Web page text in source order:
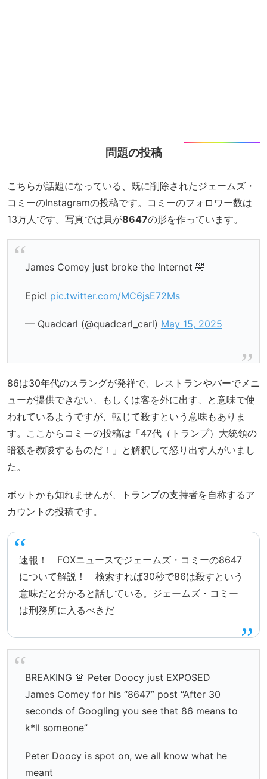
問題の投稿
こちらが話題になっている、既に削除されたジェームズ・
コミーのInstagramの投稿です。コミーのフォロワー数は
13万人です。写真では貝が8647の形を作っています。
James Comey just broke the Internet 🤣
Epic! pic.twitter.com/MC6jsE72Ms
— Quadcarl (@quadcarl_carl) May 15, 2025
86は30年代のスラングが発祥で、レストランやバーでメニ
ューが提供できない、もしくは客を外に出す、と意味で使
われているようですが、転じて殺すという意味もありま
す。ここからコミーの投稿は「47代（トランプ）大統領の
暗殺を教唆するものだ！」と解釈して怒り出す人がいまし
た。
ボットかも知れませんが、トランプの支持者を自称するア
カウントの投稿です。
速報！ FOXニュースでジェームズ・コミーの8647
について解説！ 検索すれば30秒で86は殺すという
意味だと分かると話している。ジェームズ・コミー
は刑務所に入るべきだ
BREAKING 🚨 Peter Doocy just EXPOSED
James Comey for his “8647” post “After 30
seconds of Googling you see that 86 means to
k*ll someone”
Peter Doocy is spot on, we all know what he
meant